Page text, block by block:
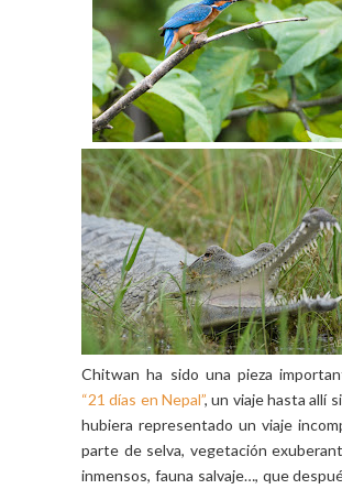
Chitwan ha sido una pieza
“21 días en Nepal”, un viaje hasta allí
hubiera representado un viaje
parte de selva, vegetación
inmensos, fauna salvaje…, que